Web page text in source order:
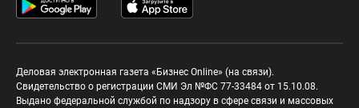
Деловая электронная газета «Бизнес Online» (на связи).
Свидетельство о регистрации СМИ Эл №ФС 77-33484 от 15.10.08.
Выдано федеральной службой по надзору в сфере связи и массовых